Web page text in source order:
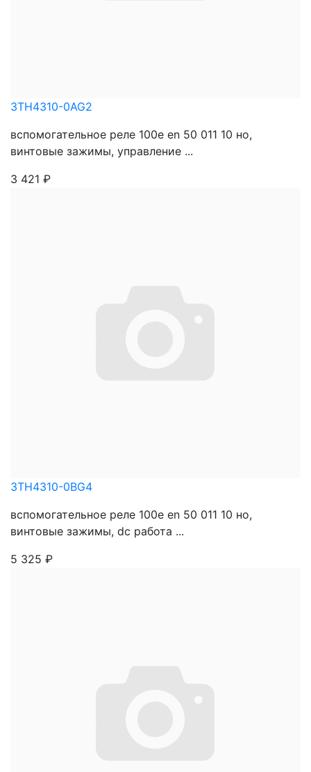
3TH4310-0AG2
вспомогательное реле 100e en 50 011 10 нo,
винтовые зажимы, управление ...
3 421 ₽
3TH4310-0BG4
вспомогательное реле 100e en 50 011 10 нo,
винтовые зажимы, dc работа ...
5 325 ₽